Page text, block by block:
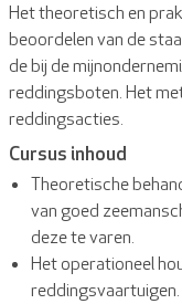
Het theoretisch en
beoordelen van de
de bij de
reddingsboten. Het
reddingsacties.
Cursus inhoud
Theoretische
van goed
deze te varen.
Het operationeel
reddingsvaartuigen.